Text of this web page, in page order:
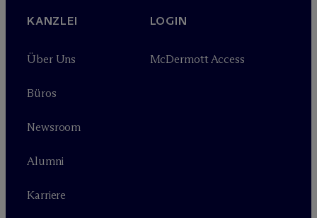
KANZLEI
Über Uns
Büros
Newsroom
Alumni
Karriere
LOGIN
McDermott Access